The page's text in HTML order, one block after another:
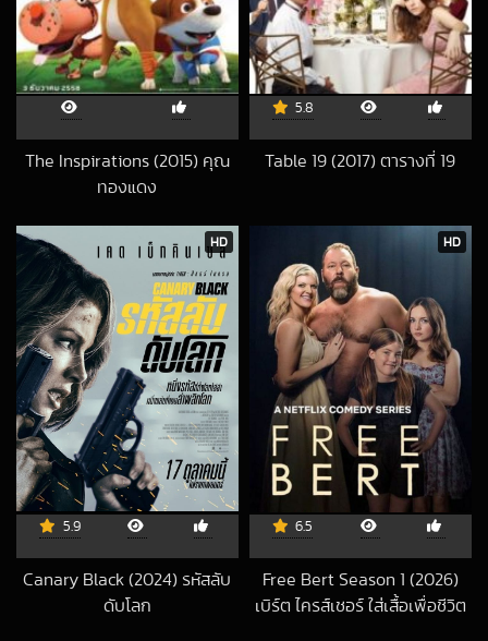
The Inspirations (2015) คุณ
ทองแดง
5.8
Table 19 (2017) ตารางที่ 19
HD
5.9
Canary Black (2024) รหัสลับ
ดับโลก
HD
6.5
Free Bert Season 1 (2026)
เบิร์ต ไครส์เชอร์ ใส่เสื้อเพื่อชีวิต